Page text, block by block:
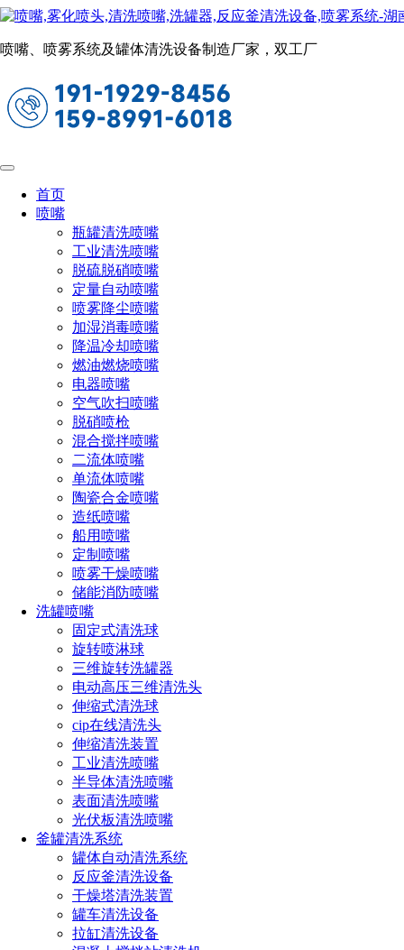
喷嘴、喷雾系统及罐体清洗设备制造厂家，双工厂
首页
喷嘴
瓶罐清洗喷嘴
工业清洗喷嘴
脱硫脱硝喷嘴
定量自动喷嘴
喷雾降尘喷嘴
加湿消毒喷嘴
降温冷却喷嘴
燃油燃烧喷嘴
电器喷嘴
空气吹扫喷嘴
脱硝喷枪
混合搅拌喷嘴
二流体喷嘴
单流体喷嘴
陶瓷合金喷嘴
造纸喷嘴
船用喷嘴
定制喷嘴
喷雾干燥喷嘴
储能消防喷嘴
洗罐喷嘴
固定式清洗球
旋转喷淋球
三维旋转洗罐器
电动高压三维清洗头
伸缩式清洗球
cip在线清洗头
伸缩清洗装置
工业清洗喷嘴
半导体清洗喷嘴
表面清洗喷嘴
光伏板清洗喷嘴
釜罐清洗系统
罐体自动清洗系统
反应釜清洗设备
干燥塔清洗装置
罐车清洗设备
拉缸清洗设备